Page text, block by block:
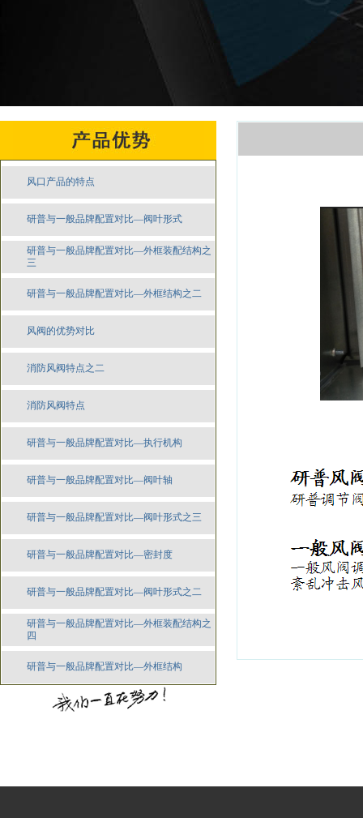
风口产品的特点
研普与一般品牌配置对比—阀叶形式
研普与一般品牌配置对比—外框装配结构之
三
研普与一般品牌配置对比—外框结构之二
风阀的优势对比
消防风阀特点之二
消防风阀特点
研普与一般品牌配置对比—执行机构
研普与一般品牌配置对比—阀叶轴
研普与一般品牌配置对比—阀叶形式之三
研普与一般品牌配置对比—密封度
研普与一般品牌配置对比—阀叶形式之二
研普与一般品牌配置对比—外框装配结构之
四
研普与一般品牌配置对比—外框结构